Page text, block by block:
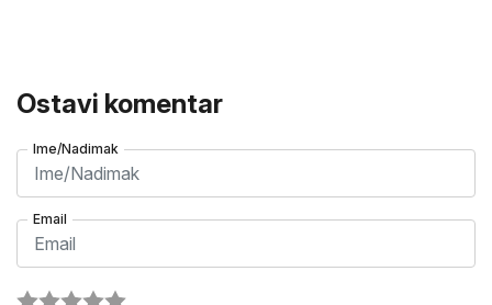
Ostavi komentar
Ime/Nadimak
Email